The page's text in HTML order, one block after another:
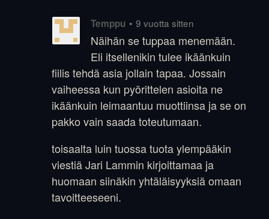
Temppu • 9 vuotta sitten
Näihän se tuppaa menemään.
Eli itsellenikin tulee ikäänkuin
fiilis tehdä asia jollain tapaa. Jossain
vaiheessa kun pyörittelen asioita ne
ikäänkuin leimaantuu muottiinsa ja se on
pakko vain saada toteutumaan.
toisaalta luin tuossa tuota ylempääkin
viestiä Jari Lammin kirjoittamaa ja
huomaan siinäkin yhtäläisyyksiä omaan
tavoitteeseeni.